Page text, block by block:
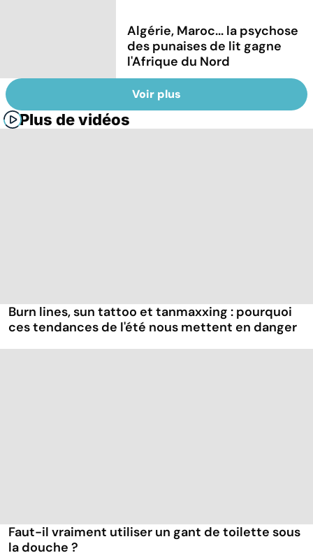
Algérie, Maroc... la psychose
des punaises de lit gagne
l'Afrique du Nord
Voir plus
Plus de vidéos
Burn lines, sun tattoo et tanmaxxing : pourquoi
ces tendances de l'été nous mettent en danger
Faut-il vraiment utiliser un gant de toilette sous
la douche ?